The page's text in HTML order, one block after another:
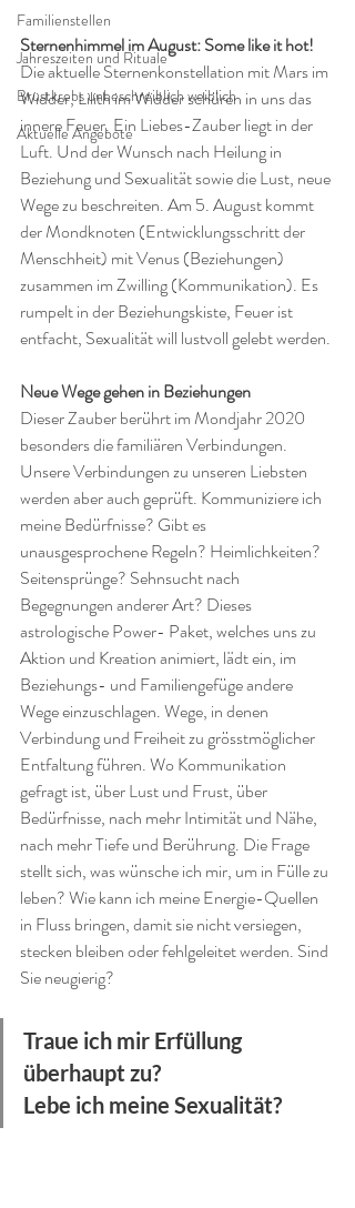
Familienstellen
Jahreszeiten und Rituale
Brustkrebs unbeschreiblich weiblich
Aktuelle Angebote
Sternenhimmel im August: Some like it hot!
Die aktuelle Sternenkonstellation mit Mars im
Widder, Lilith im Widder schüren in uns das
innere Feuer. Ein Liebes-Zauber liegt in der
Luft. Und der Wunsch nach Heilung in
Beziehung und Sexualität sowie die Lust, neue
Wege zu beschreiten. Am 5. August kommt
der Mondknoten (Entwicklungsschritt der
Menschheit) mit Venus (Beziehungen)
zusammen im Zwilling (Kommunikation). Es
rumpelt in der Beziehungskiste, Feuer ist
entfacht, Sexualität will lustvoll gelebt werden.
Neue Wege gehen in Beziehungen
Dieser Zauber berührt im Mondjahr 2020
besonders die familiären Verbindungen.
Unsere Verbindungen zu unseren Liebsten
werden aber auch geprüft. Kommuniziere ich
meine Bedürfnisse? Gibt es
unausgesprochene Regeln? Heimlichkeiten?
Seitensprünge? Sehnsucht nach
Begegnungen anderer Art? Dieses
astrologische Power- Paket, welches uns zu
Aktion und Kreation animiert, lädt ein, im
Beziehungs- und Familiengefüge andere
Wege einzuschlagen. Wege, in denen
Verbindung und Freiheit zu grösstmöglicher
Entfaltung führen. Wo Kommunikation
gefragt ist, über Lust und Frust, über
Bedürfnisse, nach mehr Intimität und Nähe,
nach mehr Tiefe und Berührung. Die Frage
stellt sich, was wünsche ich mir, um in Fülle zu
leben? Wie kann ich meine Energie-Quellen
in Fluss bringen, damit sie nicht versiegen,
stecken bleiben oder fehlgeleitet werden. Sind
Sie neugierig?
Traue ich mir Erfüllung
überhaupt zu?
Lebe ich meine Sexualität?